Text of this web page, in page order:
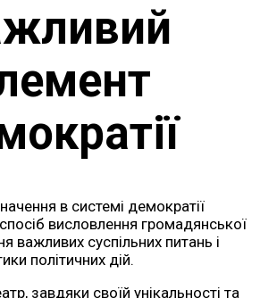
в системі демократії
висловлення громадянської
важливих суспільних питань і
політичних дій.
завдяки своїй унікальності та